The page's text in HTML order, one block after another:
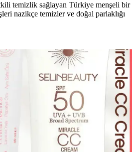
temizlik sağlayan Türkiye menşeli bir
nazikçe temizler ve doğal parlaklığı